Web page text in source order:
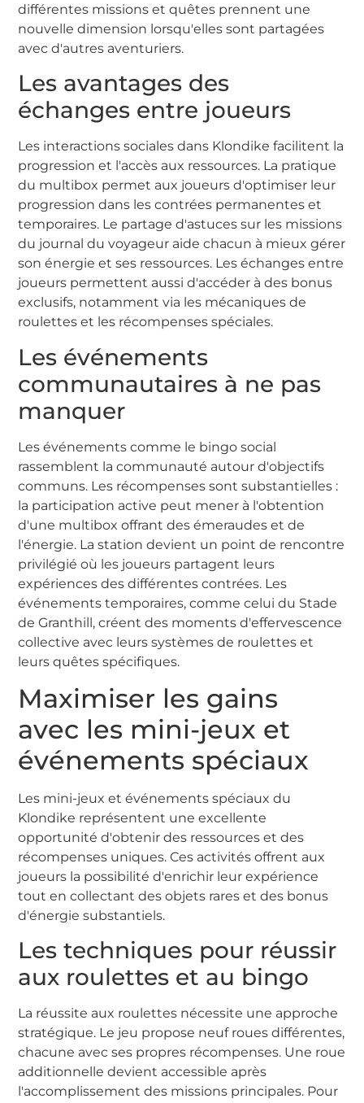
différentes missions et quêtes prennent une
nouvelle dimension lorsqu'elles sont partagées
avec d'autres aventuriers.
Les avantages des
échanges entre joueurs
Les interactions sociales dans Klondike facilitent la
progression et l'accès aux ressources. La pratique
du multibox permet aux joueurs d'optimiser leur
progression dans les contrées permanentes et
temporaires. Le partage d'astuces sur les missions
du journal du voyageur aide chacun à mieux gérer
son énergie et ses ressources. Les échanges entre
joueurs permettent aussi d'accéder à des bonus
exclusifs, notamment via les mécaniques de
roulettes et les récompenses spéciales.
Les événements
communautaires à ne pas
manquer
Les événements comme le bingo social
rassemblent la communauté autour d'objectifs
communs. Les récompenses sont substantielles :
la participation active peut mener à l'obtention
d'une multibox offrant des émeraudes et de
l'énergie. La station devient un point de rencontre
privilégié où les joueurs partagent leurs
expériences des différentes contrées. Les
événements temporaires, comme celui du Stade
de Granthill, créent des moments d'effervescence
collective avec leurs systèmes de roulettes et
leurs quêtes spécifiques.
Maximiser les gains
avec les mini-jeux et
événements spéciaux
Les mini-jeux et événements spéciaux du
Klondike représentent une excellente
opportunité d'obtenir des ressources et des
récompenses uniques. Ces activités offrent aux
joueurs la possibilité d'enrichir leur expérience
tout en collectant des objets rares et des bonus
d'énergie substantiels.
Les techniques pour réussir
aux roulettes et au bingo
La réussite aux roulettes nécessite une approche
stratégique. Le jeu propose neuf roues différentes,
chacune avec ses propres récompenses. Une roue
additionnelle devient accessible après
l'accomplissement des missions principales. Pour